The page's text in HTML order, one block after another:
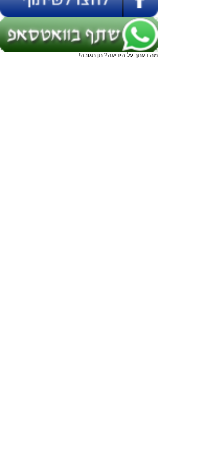
מה דעתך על הידיעה? תן תגובה!